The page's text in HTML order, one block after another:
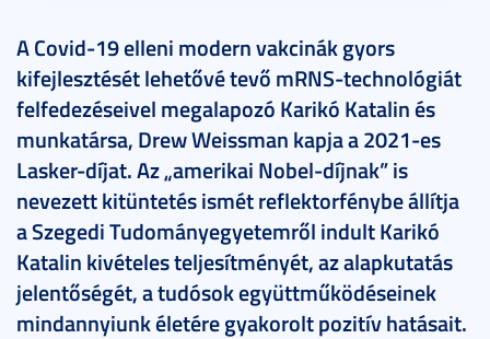
A Covid-19 elleni modern vakcinák gyors
kifejlesztését lehetővé tevő mRNS-technológiát
felfedezéseivel megalapozó Karikó Katalin és
munkatársa, Drew Weissman kapja a 2021-es
Lasker-díjat. Az „amerikai Nobel-díjnak” is
nevezett kitüntetés ismét reflektorfénybe állítja
a Szegedi Tudományegyetemről indult Karikó
Katalin kivételes teljesítményét, az alapkutatás
jelentőségét, a tudósok együttműködéseinek
mindannyiunk életére gyakorolt pozitív hatásait.